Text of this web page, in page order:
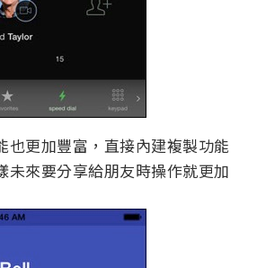
也更加豐富，直接內建複製功能
未來要分享給朋友時操作就更加